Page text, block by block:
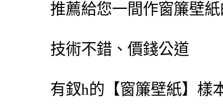
推薦給您一間作窗簾壁
技術不錯、價錢公道
有釵h的【窗簾壁紙】樣